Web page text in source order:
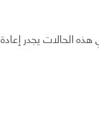
الحالات يجدر إعادة